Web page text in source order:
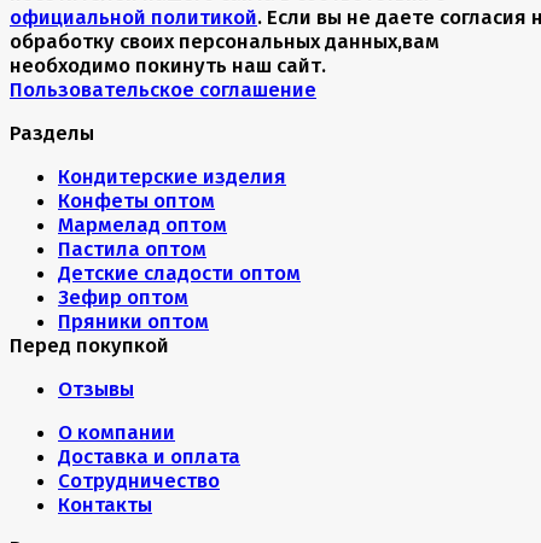
официальной политикой. Если вы не даете согласия
обработку своих персональных данных,вам
необходимо покинуть наш сайт.
Пользовательское соглашение
Разделы
Кондитерские изделия
Конфеты оптом
Мармелад оптом
Пастила оптом
Детские сладости оптом
Зефир оптом
Пряники оптом
Перед покупкой
Отзывы
О компании
Доставка и оплата
Сотрудничество
Контакты